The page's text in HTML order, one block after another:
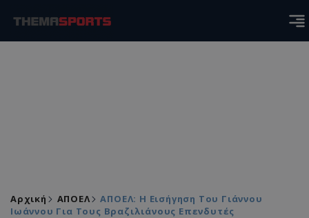
Αρχική ΑΠΟΕΛ
ΑΠΟΕΛ: Η Εισήγηση Του Γιάννου
Ιωάννου Για Τους Βραζιλιάνους Επενδυτές